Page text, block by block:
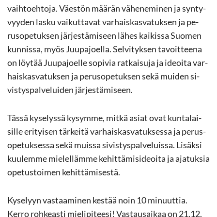
vaih­toeh­to­ja. Väes­tön mää­rän vä­he­ne­mi­nen ja syn­ty­
vyy­den lasku vai­kut­ta­vat var­hais­kas­va­tuk­sen ja pe­
rus­o­pe­tuk­sen jär­jes­tä­mi­seen lähes kai­kis­sa Suo­men
kun­nis­sa, myös Juu­pa­joel­la. Sel­vi­tyk­sen ta­voit­tee­na
on löy­tää Juu­pa­joel­le so­pi­via rat­kai­su­ja ja ideoi­ta var­
hais­kas­va­tuk­sen ja pe­rus­o­pe­tuk­sen sekä mui­den si­
vis­tys­pal­ve­lui­den jär­jes­tä­mi­seen.
Tässä ky­se­lys­sä ky­sym­me, mitkä asiat ovat kun­ta­lai­
sil­le eri­tyi­sen tär­kei­tä var­hais­kas­va­tuk­ses­sa ja pe­rus­
o­pe­tuk­ses­sa sekä muis­sa si­vis­tys­pal­ve­luis­sa. Li­säk­si
kuu­lem­me mie­lel­läm­me ke­hit­tä­mi­si­deoi­ta ja aja­tuk­sia
ope­tus­toi­men ke­hit­tä­mi­ses­tä.
Ky­se­lyyn vas­taa­mi­nen kes­tää noin 10 mi­nuut­tia.
Kerro roh­keas­ti mie­li­pi­tee­si! Vas­tausai­kaa on 21.12.